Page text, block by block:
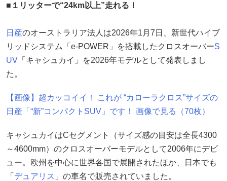
■１リッターで“24km以上”走れる！
日産のオーストラリア法人は2026年1月7日、新世代ハイブ
リッドシステム「e-POWER」を搭載したクロスオーバーS
UV 「キャシュカイ」を2026年モデルとして発表しまし
た。
【画像】超カッコイイ！ これが “カローラクロス”サイズの
日産「“新”コンパクトSUV」です！ 画像で見る（70枚）
キャシュカイはCセグメント（サイズ感の目安は全長4300
～4600mm）のクロスオーバーモデルとして2006年にデビ
ュー。欧州を中心に世界各国で展開されたほか、日本でも
「 デュアリス 」の車名で販売されていました。